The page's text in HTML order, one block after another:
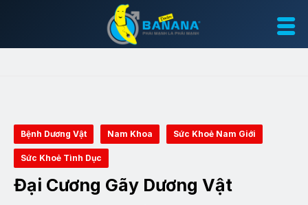
Bệnh Dương Vật Nam Khoa Sức Khoẻ Nam Giới
Sức Khoẻ Tình Dục
Đại Cương Gãy Dương Vật